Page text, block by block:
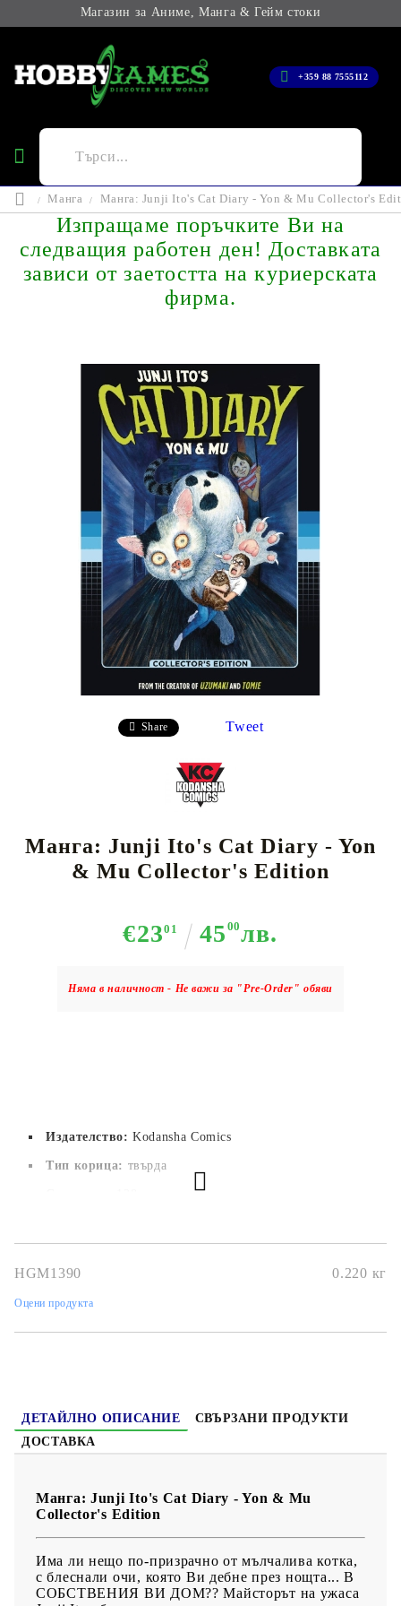
Магазин за Аниме, Манга & Гейм стоки
+359 88 7555112
Манга Манга: Junji Ito's Cat Diary - Yon & Mu Collector's
Изпращаме поръчките Ви на
следващия работен ден! Доставката
зависи от заетостта на куриерската
фирма.
Share Tweet
Манга: Junji Ito's Cat Diary - Yon
& Mu Collector's Edition
€2301 45 00лв.
Няма в наличност - Не важи за "Pre-Order" обяви
Издателство:Kodansha Comics
Тип корица: твърда
Дата на издаване:
Жанр:Comedy, Slice of Life, Seinen
HGM1390 0.220 кг
Оцени продукта
ДЕТАЙЛНО ОПИСАНИЕ
СВЪРЗАНИ ПРОДУКТИ
ДОСТАВКА
Манга: Junji Ito's Cat Diary - Yon & Mu
Collector's Edition
Има ли нещо по-призрачно от мълчалива котка,
с блеснали очи, която Ви дебне през нощта... В
СОБСТВЕНИЯ ВИ ДОМ?? Майсторът на ужаса